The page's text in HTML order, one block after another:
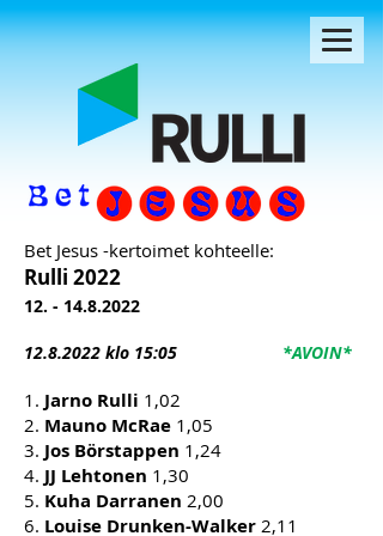
Bet Jesus -kertoimet kohteelle:
Rulli 2022
12. - 14.8.2022
12.8.2022 klo 15:05 *AVOIN*
1. Jarno Rulli 1,02
2. Mauno McRae 1,05
3. Jos Börstappen 1,24
4. JJ Lehtonen 1,30
5. Kuha Darranen 2,00
6. Louise Drunken-Walker 2,11